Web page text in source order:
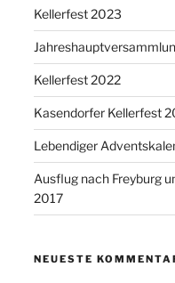
Kellerfest 2023
Kellerfest 2022
Kasendorfer Kellerfest
Lebendiger
Ausflug nach Freyburg
2017
NEUESTE